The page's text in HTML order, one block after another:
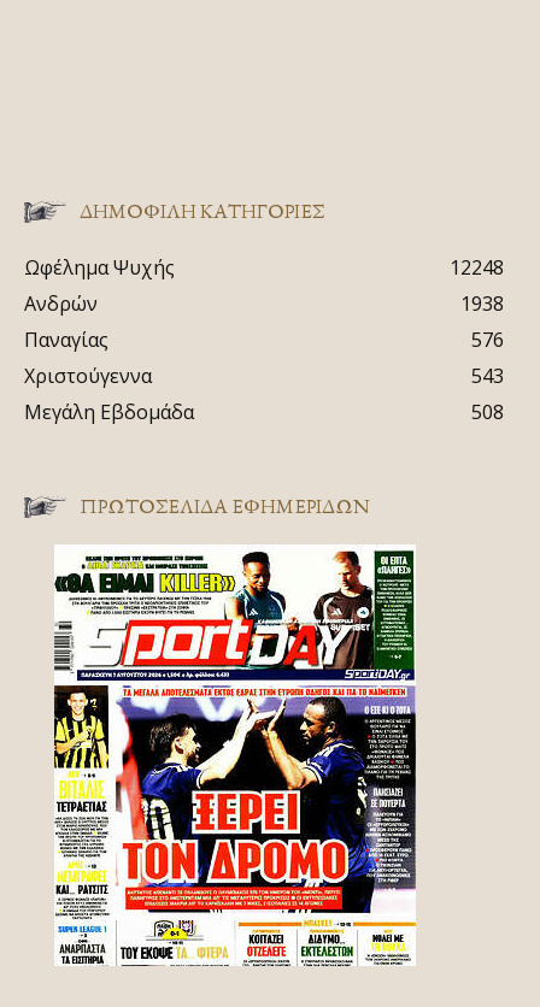
ΔΗΜΟΦΙΛΗ ΚΑΤΗΓΟΡΙΕΣ
Ωφέλημα Ψυχής
12248
Ανδρών
1938
Παναγίας
576
Χριστούγεννα
543
Μεγάλη Εβδομάδα
508
ΠΡΩΤΟΣΈΛΙΔΑ ΕΦΗΜΕΡΊΔΩΝ